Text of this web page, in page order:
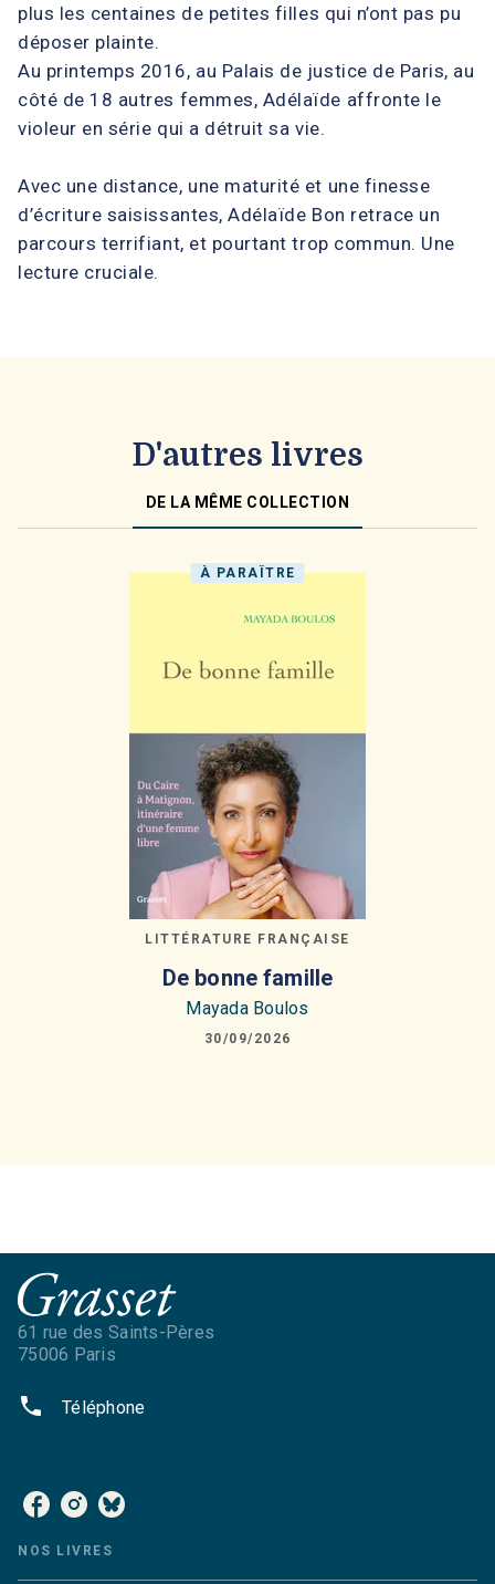
plus les centaines de petites filles qui n’ont pas pu
déposer plainte.
Au printemps 2016, au Palais de justice de Paris, au
côté de 18 autres femmes, Adélaïde affronte le
violeur en série qui a détruit sa vie.
Avec une distance, une maturité et une finesse
d’écriture saisissantes, Adélaïde Bon retrace un
parcours terrifiant, et pourtant trop commun. Une
lecture cruciale.
D'autres livres
DE LA MÊME COLLECTION
À PARAÎTRE
LITTÉRATURE FRANÇAISE
De bonne famille
Mayada Boulos
30/09/2026
61 rue des Saints-Pères
75006 Paris
phone Téléphone
NOS LIVRES